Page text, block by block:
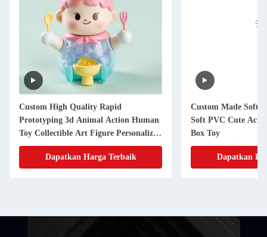
Custom High Quality Rapid
Prototyping 3d Animal Action Human
Toy Collectible Art Figure Personalized
Design
Dapatkan Harga Terbaik
Custom Made Soft
Soft PVC Cute
Box Toy
Dapatkan